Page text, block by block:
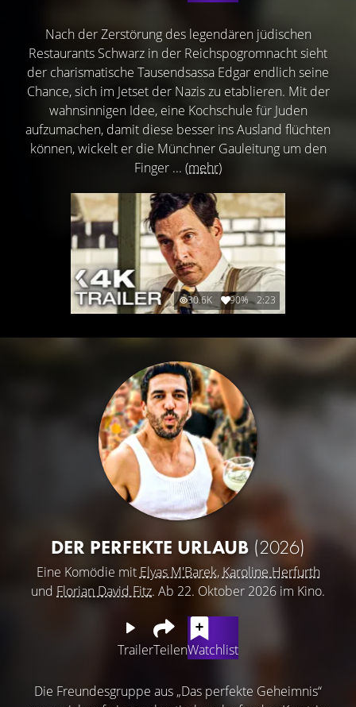
Nach der Zerstörung des legendären jüdischen
Restaurants Schwarz in der Reichspogromnacht sieht
der charismatische Tausendsassa Edgar endlich seine
Chance, sich im Jetset der Nazis zu etablieren. Mit der
wahnsinnigen Idee, eine Kochschule für Juden
aufzumachen, damit diese besser ins Ausland flüchten
können, wickelt er die Münchner Gauleitung um den
Finger ... (mehr)
30.6K 90% 2:23
DER PERFEKTE URLAUB (2026)
Eine Komödie mit Elyas M'Barek, Karoline Herfurth
und Florian David Fitz. Ab 22. Oktober 2026 im Kino.
TrailerTeilenWatchlist
Die Freundesgruppe aus „Das perfekte Geheimnis“